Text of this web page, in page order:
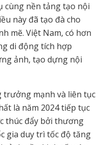
cùng nền tảng tạo nội
này đã tạo đà cho
mẽ. Việt Nam, có hơn
di động tích hợp
ảnh, tạo dựng nội
trưởng mạnh và liên tục
là năm 2024 tiếp tục
thúc đẩy bởi thương
gia duy trì tốc độ tăng